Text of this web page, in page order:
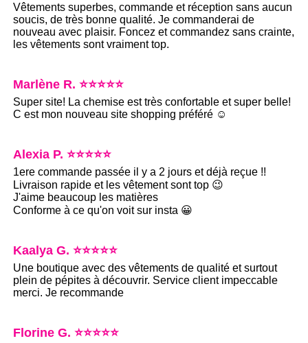
Vêtements superbes, commande et réception sans aucun
soucis, de très bonne qualité. Je commanderai de
nouveau avec plaisir. Foncez et commandez sans crainte,
les vêtements sont vraiment top.
Marlène R. ⭐⭐⭐⭐⭐
Super site! La chemise est très confortable et super belle!
C est mon nouveau site shopping préféré ☺️
Alexia P. ⭐⭐⭐⭐⭐
1ere commande passée il y a 2 jours et déjà reçue !!
Livraison rapide et les vêtement sont top 😉
J'aime beaucoup les matières
Conforme à ce qu'on voit sur insta 😀
Kaalya G. ⭐⭐⭐⭐⭐
Une boutique avec des vêtements de qualité et surtout
plein de pépites à découvrir. Service client impeccable
merci. Je recommande
Florine G. ⭐⭐⭐⭐⭐